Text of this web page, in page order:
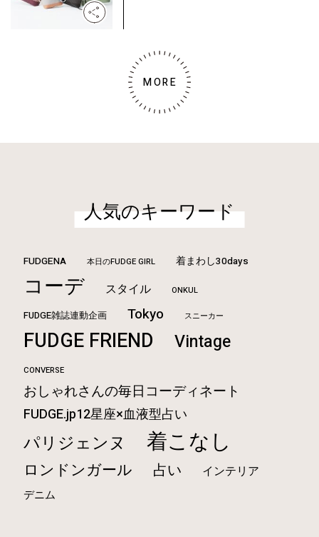
MORE
人気のキーワード
FUDGENA 本日のFUDGE GIRL 着まわし30days
コーデ スタイル ONKUL
FUDGE雑誌連動企画 Tokyo スニーカー
FUDGE FRIEND Vintage
CONVERSE
おしゃれさんの毎日コーディネート
FUDGE.jp12星座×血液型占い
パリジェンヌ 着こなし
ロンドンガール 占い インテリア
デニム